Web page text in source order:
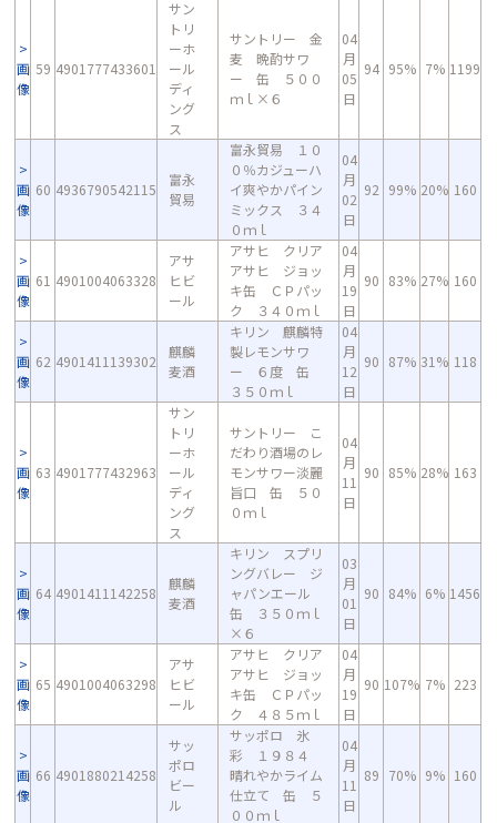
画
像
59 4901777433601
サン
トリ
ーホ
ール
ディ
ング
ス
サントリー 金
麦 晩酌サワ
ー 缶 ５００
ｍｌ×６
04
月
05
日
94 95% 7% 1199
画
像
60 4936790542115
富永
貿易
富永貿易 １０
０％カジューハ
イ爽やかパイン
ミックス ３４
０ｍｌ
04
月
02
日
92 99% 20% 160
画
像
61 4901004063328
アサ
ヒビ
ール
アサヒ クリア
アサヒ ジョッ
キ缶 ＣＰパッ
ク ３４０ｍｌ
04
月
19
日
90 83% 27% 160
画
像
62 4901411139302
麒麟
麦酒
キリン 麒麟特
製レモンサワ
ー ６度 缶
３５０ｍｌ
04
月
12
日
90 87% 31% 118
画
像
63 4901777432963
サン
トリ
ーホ
ール
ディ
ング
ス
サントリー こ
だわり酒場のレ
モンサワー淡麗
旨口 缶 ５０
０ｍｌ
04
月
11
日
90 85% 28% 163
画
像
64 4901411142258
麒麟
麦酒
キリン スプリ
ングバレー ジ
ャパンエール
缶 ３５０ｍｌ
×６
03
月
01
日
90 84% 6% 1456
画
像
65 4901004063298
アサ
ヒビ
ール
アサヒ クリア
アサヒ ジョッ
キ缶 ＣＰパッ
ク ４８５ｍｌ
04
月
19
日
90 107% 7% 223
画
像
66 4901880214258
サッ
ポロ
ビー
ル
サッポロ 氷
彩 １９８４
晴れやかライム
仕立て 缶 ５
００ｍｌ
04
月
11
日
89 70% 9% 160